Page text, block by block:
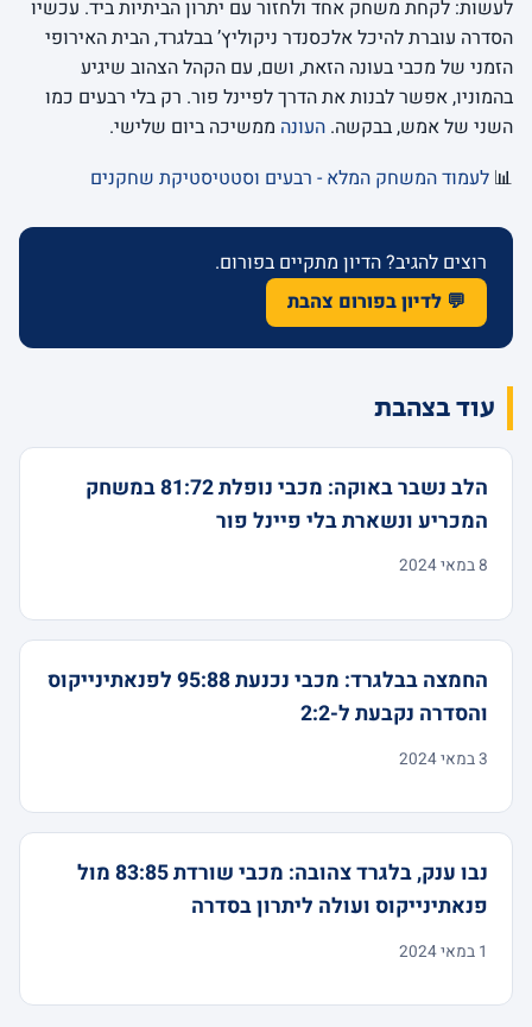
לעשות: לקחת משחק אחד ולחזור עם יתרון הביתיות ביד. עכשיו
הסדרה עוברת להיכל אלכסנדר ניקוליץ’ בבלגרד, הבית האירופי
הזמני של מכבי בעונה הזאת, ושם, עם הקהל הצהוב שיגיע
בהמוניו, אפשר לבנות את הדרך לפיינל פור. רק בלי רבעים כמו
השני של אמש, בבקשה. העונה ממשיכה ביום שלישי.
📊 לעמוד המשחק המלא - רבעים וסטטיסטיקת שחקנים
רוצים להגיב? הדיון מתקיים בפורום.
💬 לדיון בפורום צהבת
עוד בצהבת
הלב נשבר באוקה: מכבי נופלת 81:72 במשחק
המכריע ונשארת בלי פיינל פור
8 במאי 2024
החמצה בבלגרד: מכבי נכנעת 95:88 לפנאתינייקוס
והסדרה נקבעת ל-2:2
3 במאי 2024
נבו ענק, בלגרד צהובה: מכבי שורדת 83:85 מול
פנאתינייקוס ועולה ליתרון בסדרה
1 במאי 2024